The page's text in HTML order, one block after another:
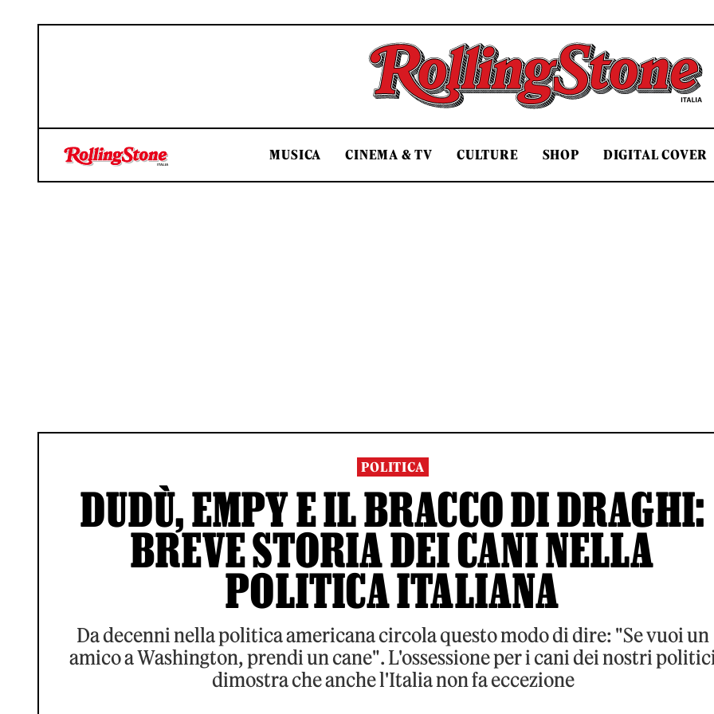
Rolling Stone Italia
MUSICA CINEMA & TV CULTURE SHOP DIGITAL COVER
POLITICA
DUDÙ, EMPY E IL BRACCO DI DRAGHI:
BREVE STORIA DEI CANI NELLA
POLITICA ITALIANA
Da decenni nella politica americana circola questo modo di dire: "Se vuoi un
amico a Washington, prendi un cane". L'ossessione per i cani dei nostri
dimostra che anche l'Italia non fa eccezione